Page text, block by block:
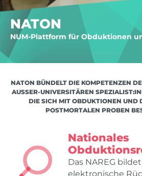
NATON
NUM-Plattform für Obduktionen
NATON BÜNDELT DIE KOMPETENZEN
AUSSER-UNIVERSITÄREN
IE SICH MIT OBDUKTIONEN UND
OSTMORTALEN PROBEN
Nationales
Das NAREG
elektronische